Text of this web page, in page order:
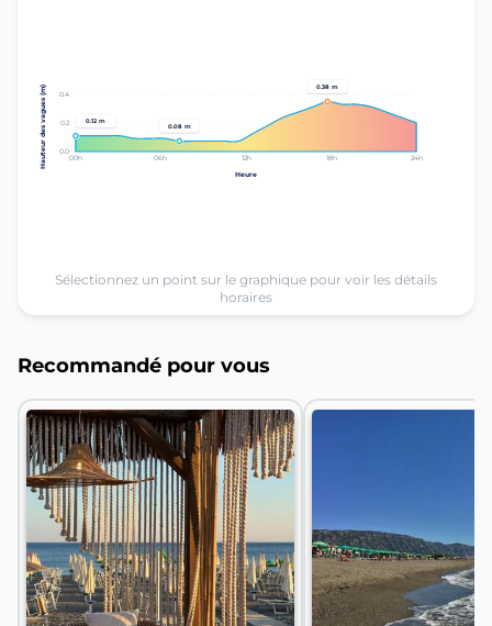
0.0
0.2
0.4
0.12 m
0.38 m
0.08 m
00h 06h 12h 18h 24h
Hauteur des vagues (m)
Heure
Sélectionnez un point sur le graphique pour voir les détails
horaires
Recommandé pour vous